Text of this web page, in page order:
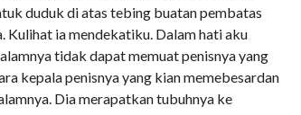
duduk di atas tebing buatan pembatas
Kulihat ia mendekatiku. Dalam hati aku
tidak dapat memuat penisnya yang
kepala penisnya yang kian memebesardan
Dia merapatkan tubuhnya ke